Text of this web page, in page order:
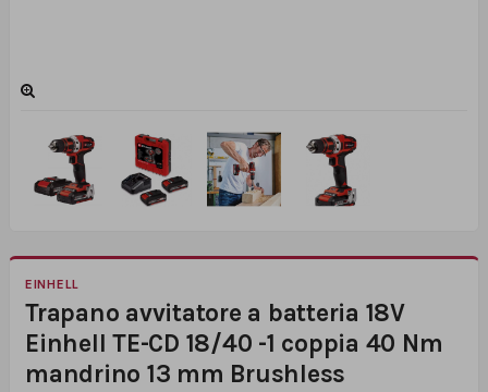
EINHELL
Trapano avvitatore a batteria 18V
Einhell TE-CD 18/40 -1 coppia 40 Nm
mandrino 13 mm Brushless